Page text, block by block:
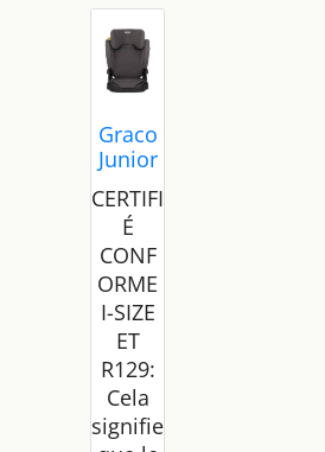
Graco
Junior
Size
R129
rehaus
seur à
dossie
r haut,
env.
3,5-12
ans
(100-
CERTIFI
É
CONF
ORME
I-SIZE
ET
R129:
Cela
signifie